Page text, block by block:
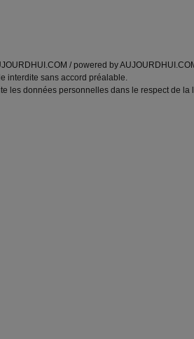
/ powered by
interdite sans accord préalable.
les données personnelles dans le respect de